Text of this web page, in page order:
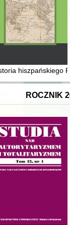
i Wiednia
o emancypacji,
hiszpańskiego
ROCZNIK